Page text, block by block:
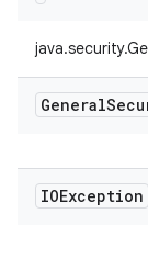
General
IOException